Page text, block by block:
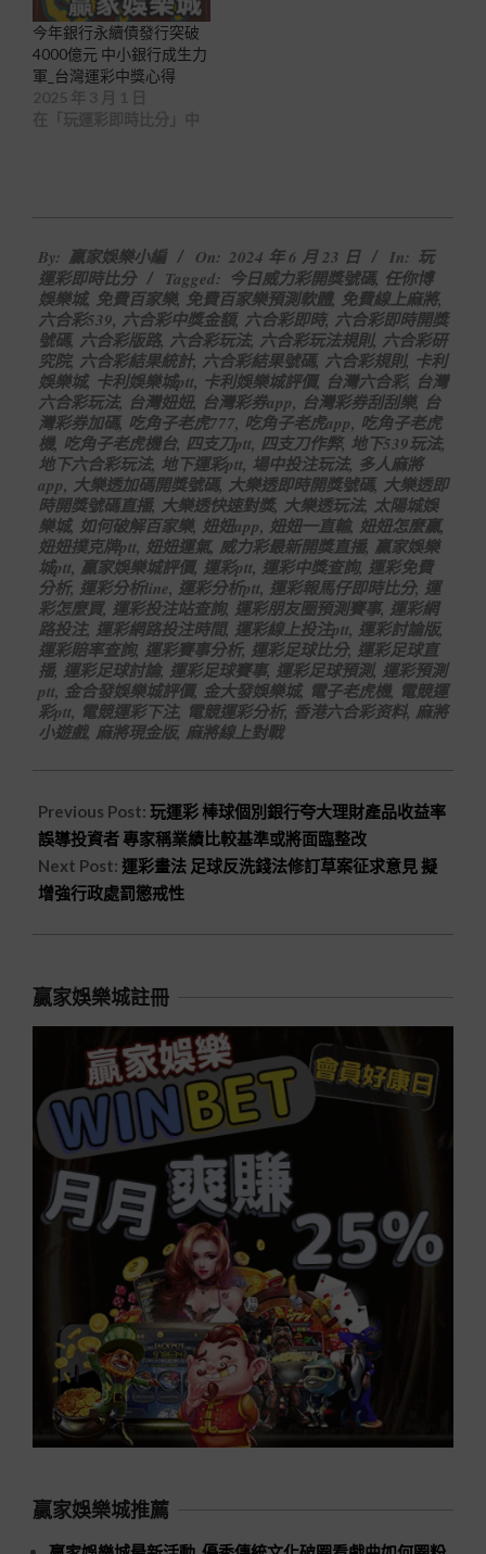
今年銀行永續債發行突破
4000億元 中小銀行成生力
軍_台灣運彩中獎心得
06-
23
By: 贏家娛樂小編 On: 2024 年 6 月 23 日 In: 玩
運彩即時比分
Tagged: 今日威力彩開獎號碼, 任你博
娛樂城, 免費百家樂, 免費百家樂預測軟體, 免費線上麻將,
六合彩539, 六合彩中獎金額, 六合彩即時, 六合彩即時開獎
號碼, 六合彩版路, 六合彩玩法, 六合彩玩法規則, 六合彩研
究院, 六合彩結果統計, 六合彩結果號碼, 六合彩規則, 卡利
娛樂城, 卡利娛樂城ptt, 卡利娛樂城評價, 台灣六合彩, 台灣
六合彩玩法, 台灣妞妞, 台灣彩券app, 台灣彩券刮刮樂, 台
灣彩券加碼, 吃角子老虎777, 吃角子老虎app, 吃角子老虎
機, 吃角子老虎機台, 四支刀ptt, 四支刀作弊, 地下539玩法,
地下六合彩玩法, 地下運彩ptt, 場中投注玩法, 多人麻將
app, 大樂透加碼開獎號碼, 大樂透即時開獎號碼, 大樂透即
時開獎號碼直播, 大樂透快速對獎, 大樂透玩法, 太陽城娛
樂城, 如何破解百家樂, 妞妞app, 妞妞一直輸, 妞妞怎麼贏,
妞妞撲克牌ptt, 妞妞運氣, 威力彩最新開獎直播, 贏家娛樂
城ptt, 贏家娛樂城評價, 運彩ptt, 運彩中獎查詢, 運彩免費
分析, 運彩分析line, 運彩分析ptt, 運彩報馬仔即時比分, 運
彩怎麼買, 運彩投注站查詢, 運彩朋友圈預測賽事, 運彩網
路投注, 運彩網路投注時間, 運彩線上投注ptt, 運彩討論版,
運彩賠率查詢, 運彩賽事分析, 運彩足球比分, 運彩足球直
播, 運彩足球討論, 運彩足球賽事, 運彩足球預測, 運彩預測
ptt, 金合發娛樂城評價, 金大發娛樂城, 電子老虎機, 電競運
彩ptt, 電競運彩下注, 電競運彩分析, 香港六合彩资料, 麻將
小遊戲, 麻將現金版, 麻將線上對戰
Previous Post: 玩運彩 棒球個別銀行夸大理財產品收益率
誤導投資者 專家稱業績比較基準或將面臨整改
Next Post: 運彩畫法 足球反洗錢法修訂草案征求意見 擬
增強行政處罰懲戒性
贏家娛樂城註冊
贏家娛樂城推薦